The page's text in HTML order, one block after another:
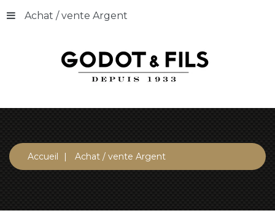
Achat / vente Argent
Accueil Achat / vente Argent